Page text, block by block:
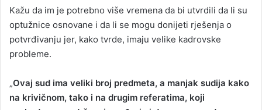
Kažu da im je potrebno više vremena da bi utvrdili da li su
optužnice osnovane i da li se mogu donijeti rješenja o
potvrđivanju jer, kako tvrde, imaju velike kadrovske
probleme.
„Ovaj sud ima veliki broj predmeta, a manjak sudija kako
na krivičnom, tako i na drugim referatima, koji